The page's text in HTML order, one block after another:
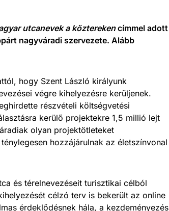
utcanevek a közterekencímmel adott
nagyváradi szervezete. Alább
hogy Szent László királyunk
végre kihelyezésre kerüljenek.
részvételi költségvetési
kerülő projektekre 1,5 millió lejt
olyan projektötleteket
hozzájárulnak az életszínvonal
és térelnevezéseit turisztikai célból
célzó terv is bekerült az online
érdeklődésnek hála, a kezdeményezés